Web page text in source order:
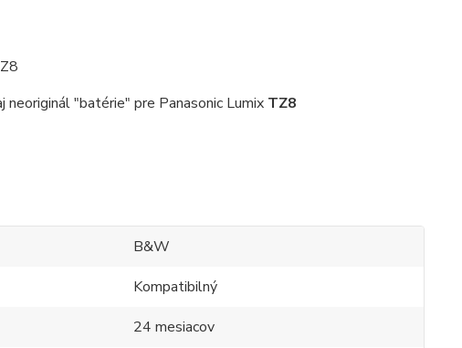
neoriginál "batérie" pre Panasonic Lumix TZ8
B&W
Kompatibilný
24 mesiacov